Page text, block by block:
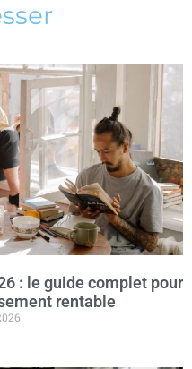
: le guide complet pour
rentable